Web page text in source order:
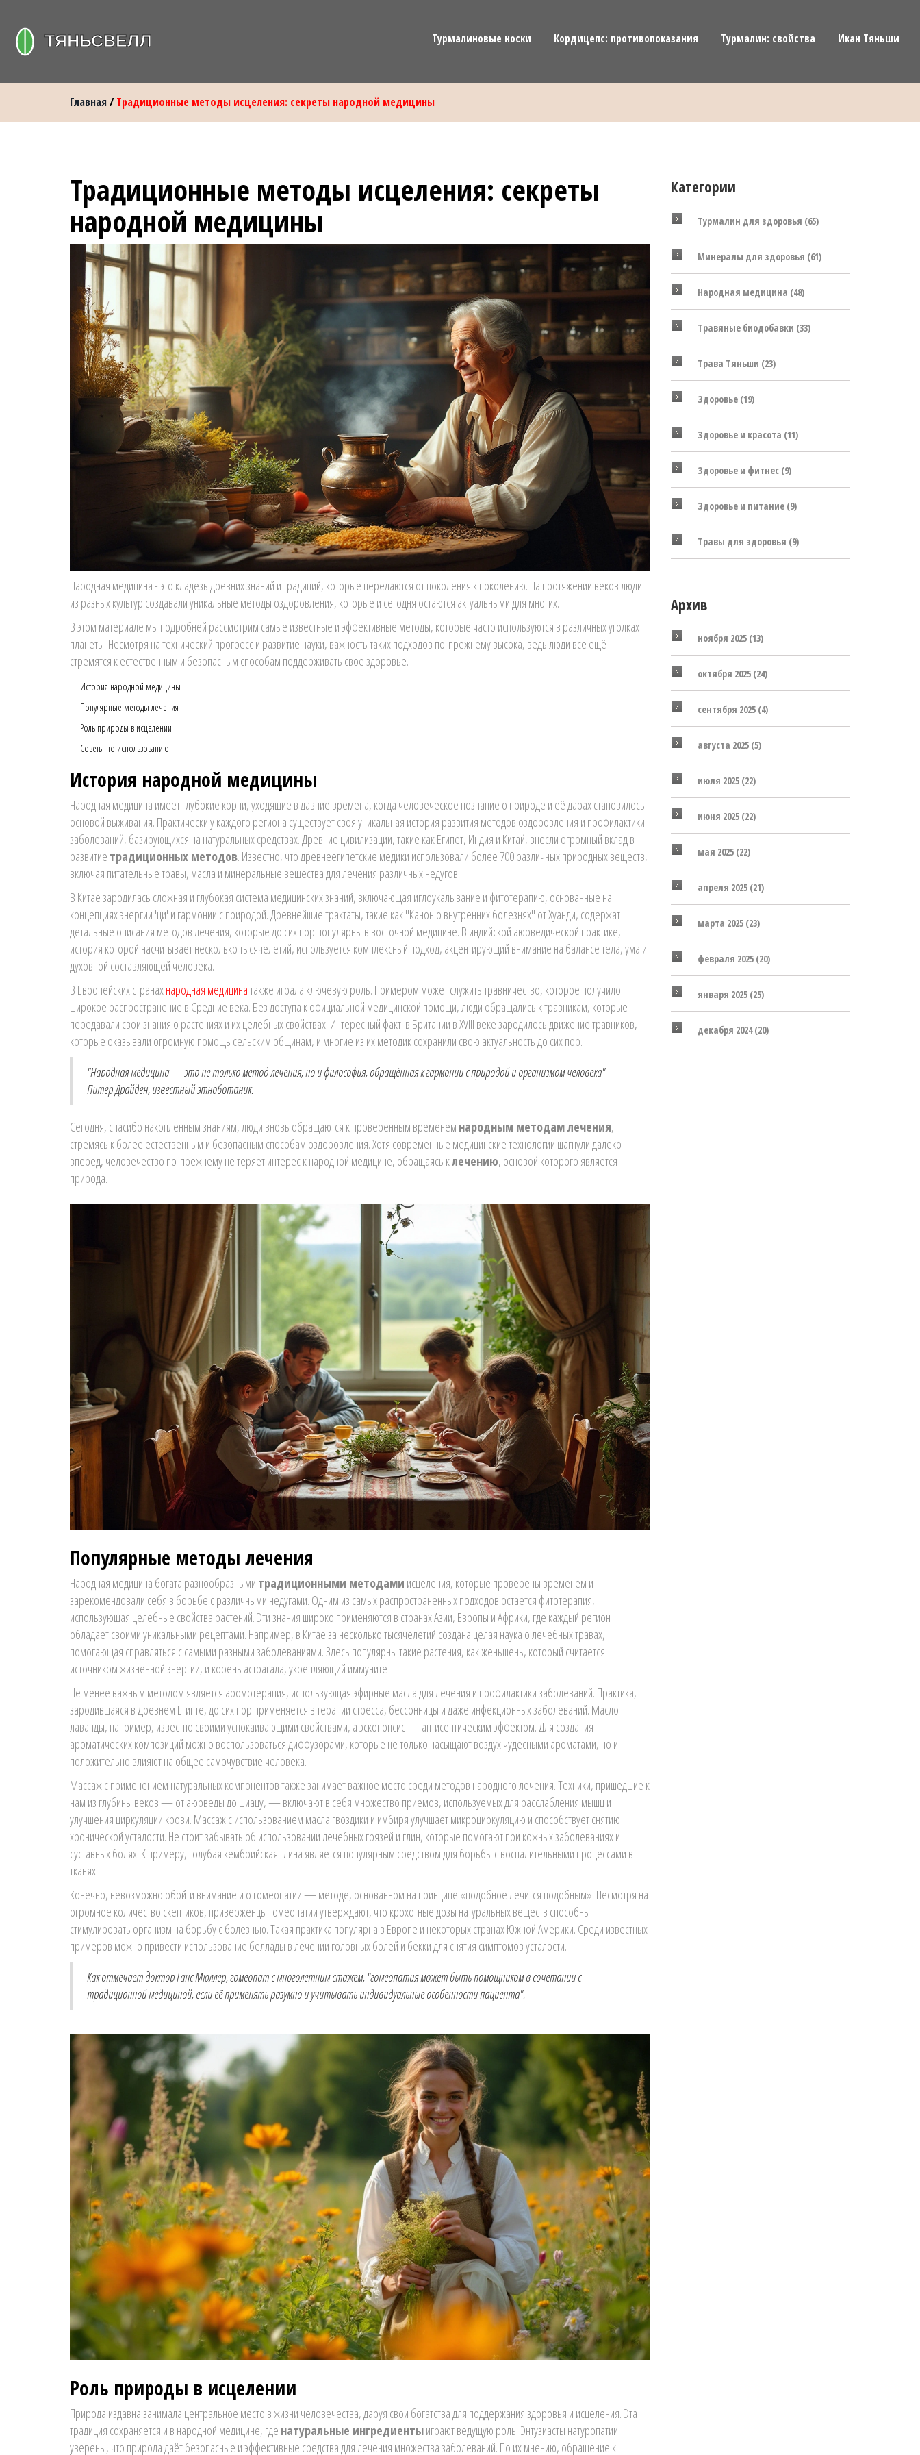
Турмалиновые носки Кордицепс: противопоказания Турмалин: свойства Икан Тяньши
Главная/Традиционные методы исцеления: секреты народной медицины
Традиционные методы исцеления: секреты
народной медицины
Народная медицина - это кладезь древних знаний и традиций, которые передаются от поколения к поколению. На протяжении веков люди
из разных культур создавали уникальные методы оздоровления, которые и сегодня остаются актуальными для многих.
В этом материале мы подробней рассмотрим самые известные и эффективные методы, которые часто используются в различных уголках
планеты. Несмотря на технический прогресс и развитие науки, важность таких подходов по-прежнему высока, ведь люди всё ещё
стремятся к естественным и безопасным способам поддерживать свое здоровье.
История народной медицины
Популярные методы лечения
Роль природы в исцелении
Советы по использованию
История народной медицины
Народная медицина имеет глубокие корни, уходящие в давние времена, когда человеческое познание о природе и её дарах становилось
основой выживания. Практически у каждого региона существует своя уникальная история развития методов оздоровления и профилактики
заболеваний, базирующихся на натуральных средствах. Древние цивилизации, такие как Египет, Индия и Китай, внесли огромный вклад в
развитие традиционных методов. Известно, что древнеегипетские медики использовали более 700 различных природных веществ,
включая питательные травы, масла и минеральные вещества для лечения различных недугов.
В Китае зародилась сложная и глубокая система медицинских знаний, включающая иглоукалывание и фитотерапию, основанные на
концепциях энергии 'ци' и гармонии с природой. Древнейшие трактаты, такие как "Канон о внутренних болезнях" от Хуанди, содержат
детальные описания методов лечения, которые до сих пор популярны в восточной медицине. В индийской аюрведической практике,
история которой насчитывает несколько тысячелетий, используется комплексный подход, акцентирующий внимание на балансе тела, ума и
духовной составляющей человека.
В Европейских странахнародная медицинатакже играла ключевую роль. Примером может служить травничество, которое получило
широкое распространение в Средние века. Без доступа к официальной медицинской помощи, люди обращались к травникам, которые
передавали свои знания о растениях и их целебных свойствах. Интересный факт: в Британии в XVIII веке зародилось движение травников,
которые оказывали огромную помощь сельским общинам, и многие из их методик сохранили свою актуальность до сих пор.
"Народная медицина — это не только метод лечения, но и философия, обращённая к гармонии с природой и организмом человека" —
Питер Драйден, известный этноботаник.
Сегодня, спасибо накопленным знаниям, люди вновь обращаются к проверенным временем народным методам лечения,
стремясь к более естественным и безопасным способам оздоровления. Хотя современные медицинские технологии шагнули далеко
вперед, человечество по-прежнему не теряет интерес к народной медицине, обращаясь клечению, основой которого является
природа.
Популярные методы лечения
Народная медицина богата разнообразными традиционными методами исцеления, которые проверены временем и
зарекомендовали себя в борьбе с различными недугами. Одним из самых распространенных подходов остается фитотерапия,
использующая целебные свойства растений. Эти знания широко применяются в странах Азии, Европы и Африки, где каждый регион
обладает своими уникальными рецептами. Например, в Китае за несколько тысячелетий создана целая наука о лечебных травах,
помогающая справляться с самыми разными заболеваниями. Здесь популярны такие растения, как женьшень, который считается
источником жизненной энергии, и корень астрагала, укрепляющий иммунитет.
Не менее важным методом является аромотерапия, использующая эфирные масла для лечения и профилактики заболеваний. Практика,
зародившаяся в Древнем Египте, до сих пор применяется в терапии стресса, бессонницы и даже инфекционных заболеваний. Масло
лаванды, например, известно своими успокаивающими свойствами, а эсконопсис — антисептическим эффектом. Для создания
ароматических композиций можно воспользоваться диффузорами, которые не только насыщают воздух чудесными ароматами, но и
положительно влияют на общее самочувствие человека.
Массаж с применением натуральных компонентов также занимает важное место среди методов народного лечения. Техники, пришедшие к
нам из глубины веков — от аюрведы до шиацу, — включают в себя множество приемов, используемых для расслабления мышц и
улучшения циркуляции крови. Массаж с использованием масла гвоздики и имбиря улучшает микроциркуляцию и способствует снятию
хронической усталости. Не стоит забывать об использовании лечебных грязей и глин, которые помогают при кожных заболеваниях и
суставных болях. К примеру, голубая кембрийская глина является популярным средством для борьбы с воспалительными процессами в
тканях.
Конечно, невозможно обойти внимание и о гомеопатии — методе, основанном на принципе «подобное лечится подобным». Несмотря на
огромное количество скептиков, приверженцы гомеопатии утверждают, что крохотные дозы натуральных веществ способны
стимулировать организм на борьбу с болезнью. Такая практика популярна в Европе и некоторых странах Южной Америки. Среди известных
примеров можно привести использование беллады в лечении головных болей и бекки для снятия симптомов усталости.
Как отмечает доктор Ганс Мюллер, гомеопат с многолетним стажем, "гомеопатия может быть помощником в сочетании с
традиционной медициной, если её применять разумно и учитывать индивидуальные особенности пациента".
Роль природы в исцелении
Природа издавна занимала центральное место в жизни человечества, даруя свои богатства для поддержания здоровья и исцеления. Эта
традиция сохраняется и в народной медицине, где натуральные ингредиентыиграют ведущую роль. Энтузиасты натуропатии
уверены, что природа даёт безопасные и эффективные средства для лечения множества заболеваний. По их мнению, обращение к
Категории
Турмалин для здоровья (65)
Минералы для здоровья (61)
Народная медицина (48)
Травяные биодобавки (33)
Трава Тяньши (23)
Здоровье (19)
Здоровье и красота (11)
Здоровье и фитнес (9)
Здоровье и питание (9)
Травы для здоровья (9)
Архив
ноября 2025 (13)
октября 2025 (24)
сентября 2025 (4)
августа 2025 (5)
июля 2025 (22)
июня 2025 (22)
мая 2025 (22)
апреля 2025 (21)
марта 2025 (23)
февраля 2025 (20)
января 2025 (25)
декабря 2024(20)